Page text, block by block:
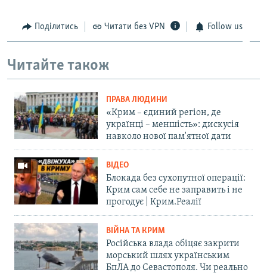
Поділитись Читати без VPN Follow us
Читайте також
ПРАВА ЛЮДИНИ
«Крим – єдиний регіон, де
українці – меншість»: дискусія
навколо нової пам'ятної дати
ВІДЕО
Блокада без сухопутної операції:
Крим сам себе не заправить і не
прогодує | Крим.Реалії
ВІЙНА ТА КРИМ
Російська влада обіцяє закрити
морський шлях українським
БпЛА до Севастополя. Чи реально